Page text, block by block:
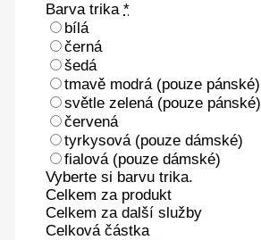
Barva trika *
bílá
černá
šedá
tmavě modrá (pouze pánské)
světle zelená (pouze pánské)
červená
tyrkysová (pouze dámské)
fialová (pouze dámské)
Vyberte si barvu trika.
Celkem za produkt
Celkem za další služby
Celková částka